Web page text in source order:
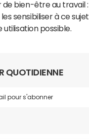
de bien-être au travail
sensibiliser à ce sujet
possible.
QUOTIDIENNE